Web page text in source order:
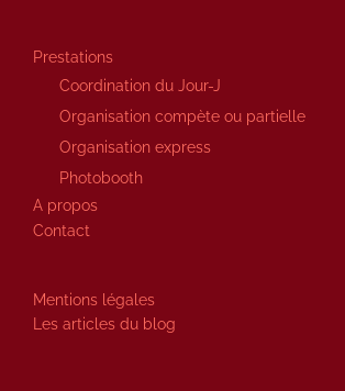
Prestations
Coordination du Jour-J
Organisation compète ou partielle
Organisation express
Photobooth
A propos
Contact
Mentions légales
Les articles du blog